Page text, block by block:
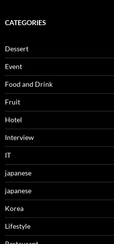
CATEGORIES
Dessert
Event
Food and Drink
Fruit
Hotel
Interview
IT
japanese
japanese
Korea
Lifestyle